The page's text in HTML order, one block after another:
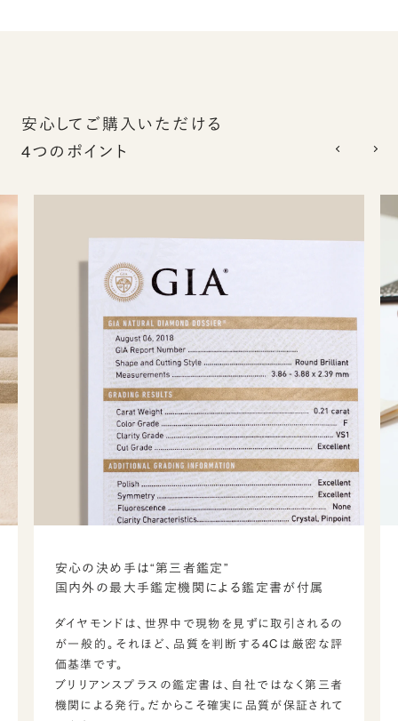
安心してご購入いただける
4つのポイント
安心の決め手は“第三者鑑定”
国内外の最大手鑑定機関による鑑定書が付属
ダイヤモンドは、世界中で現物を見ずに取引されるの
が一般的。それほど、品質を判断する4Cは厳密な評
価基準です。
ブリリアンスプラスの鑑定書は、自社ではなく第三者
機関による発行。だからこそ確実に品質が保証されて